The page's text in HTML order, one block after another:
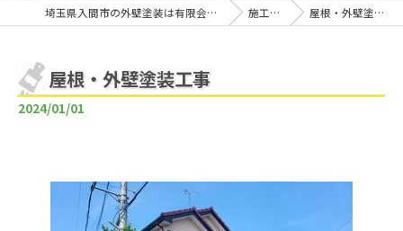
埼玉県入間市の外壁塗装は有限会社ヒトミ塗装 施工事例 屋根・外壁塗装工事
屋根・外壁塗装工事
2024/01/01